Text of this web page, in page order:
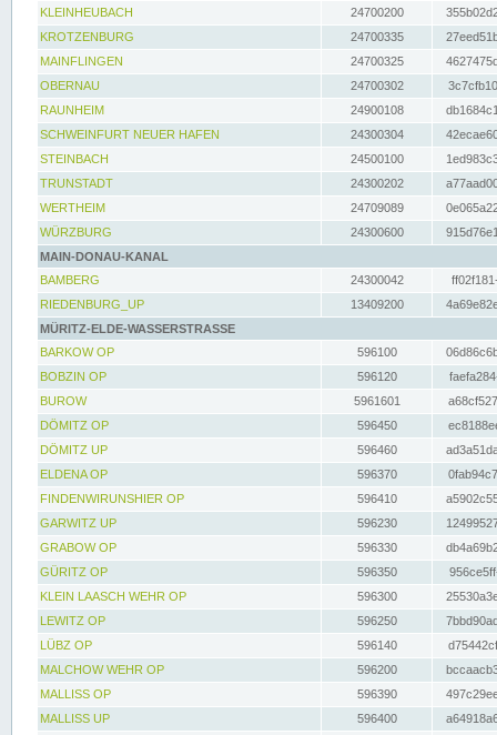
KLEINHEUBACH 24700200
KROTZENBURG
24700335
MAINFLINGEN
24700325
OBERNAU
24700302
RAUNHEIM
24900108
SCHWEINFURT NEUER HAFEN
24300304
STEINBACH
24500100
TRUNSTADT
24300202
WERTHEIM
24709089
WÜRZBURG
24300600
MAIN-DONAU-KANAL
BAMBERG
24300042
RIEDENBURG_UP
13409200
MÜRITZ-ELDE-WASSERSTRASSE
BARKOW OP
596100
BOBZIN OP
596120
BUROW
5961601
DÖMITZ OP
596450
DÖMITZ UP
596460
ELDENA OP
596370
FINDENWIRUNSHIER OP
596410
GARWITZ UP
596230
GRABOW OP
596330
GÜRITZ OP
596350
KLEIN LAASCH WEHR OP
596300
LEWITZ OP
596250
LÜBZ OP
596140
MALCHOW WEHR OP
596200
MALLISS OP
596390
MALLISS UP
596400